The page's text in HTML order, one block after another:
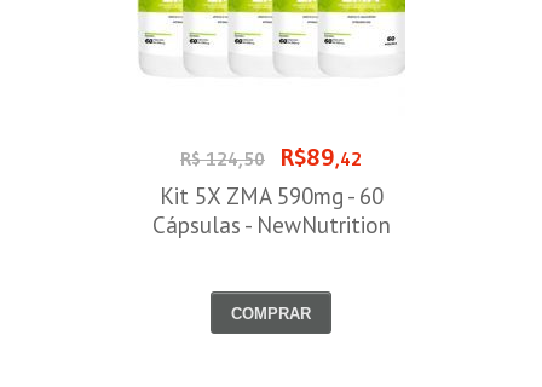
R$ 124,50 R$89,42
Kit 5X ZMA 590mg - 60
Cápsulas - NewNutrition
COMPRAR